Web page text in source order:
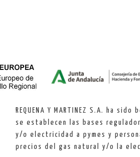
REQUENA Y MARTINEZ S.A. ha
se establecen las bases
y/o electricidad a pymes y
precios del gas natural y/o la